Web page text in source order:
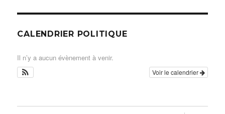
CALENDRIER POLITIQUE
Il n’y a aucun évènement à venir.
Voir le calendrier